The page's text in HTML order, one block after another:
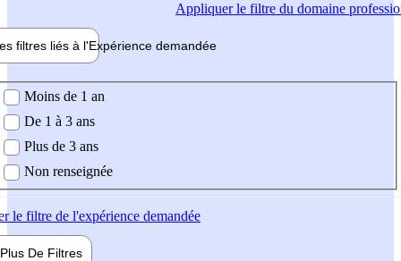
Appliquerle filtre du domaine
filtres liés à l'Expérience demandée
demandée
Moins de 1 an
De 1 à 3 ans
Plus de 3 ans
Non renseignée
le filtre de l'expérience demandée
Plus De Filtres